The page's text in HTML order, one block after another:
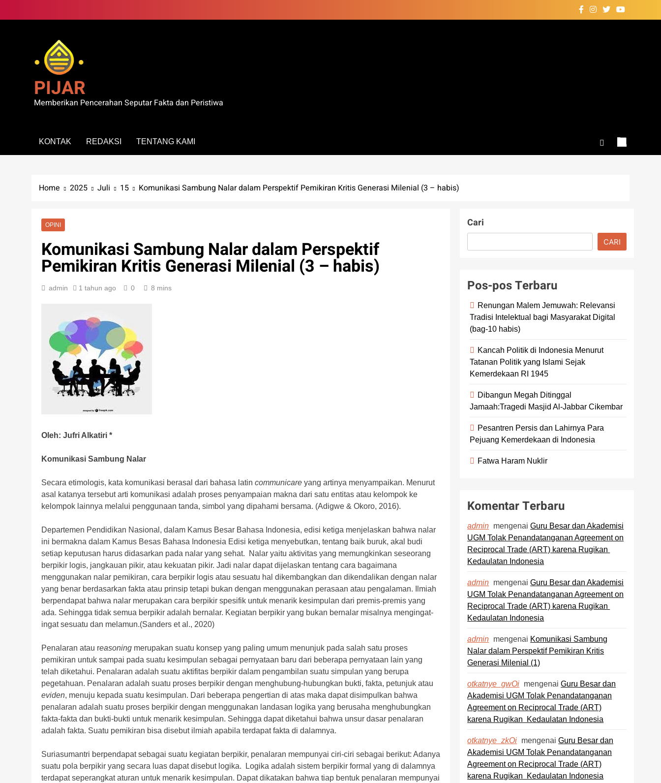
to
PIJAR
Memberikan Pencerahan Seputar Fakta dan Peristiwa
KONTAK REDAKSI TENTANG KAMI
Home 2025 Juli 15 Komunikasi Sambung Nalar dalam Perspektif Pemikiran Kritis Generasi Milenial (3 – habis)
OPINI
Komunikasi Sambung Nalar dalam Perspektif
Pemikiran Kritis Generasi Milenial (3 – habis)
admin 1 tahun ago 0 8 mins
Oleh: Jufri Alkatiri *
Komunikasi Sambung Nalar
Secara etimologis, kata komunikasi berasal dari bahasa latin communicare yang artinya menyampaikan. Menurut
asal katanya tersebut arti komunikasi adalah proses penyampaian makna dari satu entitas atau kelompok ke
kelompok lainnya melalui penggunaan tanda, simbol yang dipahami bersama. (Adigwe & Okoro, 2016).
Departemen Pendidikan Nasional, dalam Kamus Besar Bahasa Indonesia, edisi ketiga menjelaskan bahwa nalar
ini bermakna dalam Kamus Besas Bahasa Indonesia Edisi ketiga menyebutkan, tentang baik buruk, akal budi
setiap keputusan harus didasarkan pada nalar yang sehat. Nalar yaitu aktivitas yang memungkinkan seseorang
berpikir logis, jangkauan pikir, atau kekuatan pikir. Jadi nalar dapat dijelaskan tentang cara bagaimana
menggunakan nalar pemikiran, cara berpikir logis atau sesuatu hal dikembangkan dan dikendalikan dengan nalar
yang benar berdasarkan fakta atau prinsip tetapi bukan dengan menggunakan perasaan atau pengalaman. Ilmiah
berpendapat bahwa nalar merupakan cara berpikir spesifik untuk menarik kesimpulan dari premis-premis yang
ada. Sehingga tidak semua berpikir adalah bernalar. Kegiatan berpikir yang bukan bernalar misalnya mengingat-
ingat sesuatu dan melamun.(Sanders et al., 2020)
Penalaran atau reasoning merupakan suatu konsep yang paling umum menunjuk pada salah satu proses
pemikiran untuk sampai pada suatu kesimpulan sebagai pernyataan baru dari beberapa pernyataan lain yang
telah diketahui. Penalaran adalah suatu aktifitas berpikir dalam pengambilan suatu simpulan yang berupa
pegetahuan. Penalaran adalah suatu proses berpikir dengan menghubung-hubungkan bukti, fakta, petunjuk atau
eviden, menuju kepada suatu kesimpulan. Dari beberapa pengertian di atas maka dapat disimpulkan bahwa
penalaran adalah suatu proses berpikir dengan menggunakan landasan logika yang berusaha menghubungkan
fakta-fakta dan bukti-bukti untuk menarik kesimpulan. Sehingga dapat diketahui bahwa unsur dasar penalaran
adalah fakta. Suatu pemikiran bisa disebut ilmiah apabila terdapat fakta di dalamnya.
Suriasumantri berpendapat sebagai suatu kegiatan berpikir, penalaran mempunyai ciri-ciri sebagai berikut: Adanya
suatu pola berpikir yang secara luas dapat disebut logika. Logika adalah sistem berpikir formal yang di dalamnya
terdapat seperangkat aturan untuk menarik kesimpulan. Dapat dikatakan bahwa tiap bentuk penalaran mempunyai
Cari
CARI
Pos-pos Terbaru
Renungan Malem Jemuwah: Relevansi
Tradisi Intelektual bagi Masyarakat Digital
(bag-10 habis)
Kancah Politik di Indonesia Menurut
Tatanan Politik yang Islami Sejak
Kemerdekaan RI 1945
Dibangun Megah Ditinggal
Jamaah:Tragedi Masjid Al-Jabbar Cikembar
Pesantren Persis dan Lahirnya Para
Pejuang Kemerdekaan di Indonesia
Fatwa Haram Nuklir
Komentar Terbaru
admin mengenaiGuru Besar dan Akademisi
UGM Tolak Penandatanganan Agreement on
Reciprocal Trade (ART) karena Rugikan
Kedaulatan Indonesia
admin mengenaiGuru Besar dan Akademisi
UGM Tolak Penandatanganan Agreement on
Reciprocal Trade (ART) karena Rugikan
Kedaulatan Indonesia
admin mengenai Komunikasi Sambung
Nalar dalam Perspektif Pemikiran Kritis
Generasi Milenial (1)
otkatnye_gwOi mengenaiGuru Besar dan
Akademisi UGM Tolak Penandatanganan
Agreement on Reciprocal Trade (ART)
karena Rugikan Kedaulatan Indonesia
otkatnye_zkOi mengenaiGuru Besar dan
Akademisi UGM Tolak Penandatanganan
Agreement on Reciprocal Trade (ART)
karena Rugikan Kedaulatan Indonesia